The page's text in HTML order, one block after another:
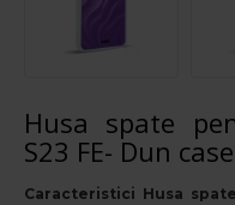
Husa spate
S23 FE- Dun
Caracteristici Husa